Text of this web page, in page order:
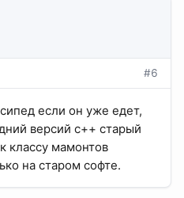
#6
если он уже едет,
версий с++ старый
классу мамонтов
на старом софте.